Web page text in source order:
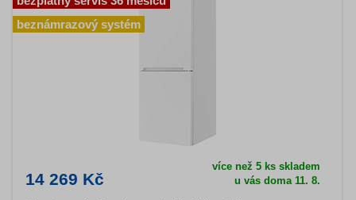
14 269 Kč
více než 5 ks skladem
u vás doma 11. 8.
beznámrazový systém